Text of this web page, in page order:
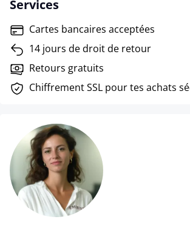
Services
Cartes bancaires acceptées
14 jours de droit de retour
Retours gratuits
Chiffrement SSL pour tes achats